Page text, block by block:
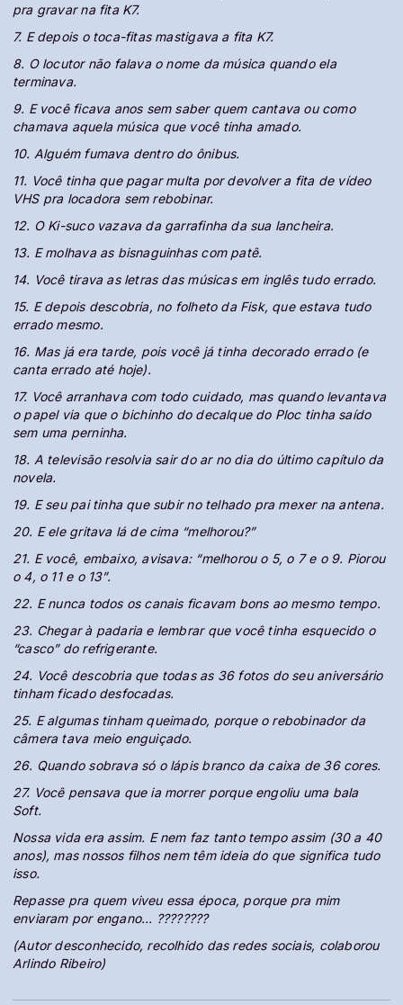
pra gravar na fita K7.
7. E depois o toca-fitas mastigava a fita K7.
8. O locutor não falava o nome da música quando ela
terminava.
9. E você ficava anos sem saber quem cantava ou como
chamava aquela música que você tinha amado.
10. Alguém fumava dentro do ônibus.
11. Você tinha que pagar multa por devolver a fita de vídeo
VHS pra locadora sem rebobinar.
12. O Ki-suco vazava da garrafinha da sua lancheira.
13. E molhava as bisnaguinhas com patê.
14. Você tirava as letras das músicas em inglês tudo errado.
15. E depois descobria, no folheto da Fisk, que estava tudo
errado mesmo.
16. Mas já era tarde, pois você já tinha decorado errado (e
canta errado até hoje).
17. Você arranhava com todo cuidado, mas quando levantava
o papel via que o bichinho do decalque do Ploc tinha saído
sem uma perninha.
18. A televisão resolvia sair do ar no dia do último capítulo da
novela.
19. E seu pai tinha que subir no telhado pra mexer na antena.
20. E ele gritava lá de cima “melhorou?”
21. E você, embaixo, avisava: “melhorou o 5, o 7 e o 9. Piorou
o 4, o 11 e o 13”.
22. E nunca todos os canais ficavam bons ao mesmo tempo.
23. Chegar à padaria e lembrar que você tinha esquecido o
“casco” do refrigerante.
24. Você descobria que todas as 36 fotos do seu aniversário
tinham ficado desfocadas.
25. E algumas tinham queimado, porque o rebobinador da
câmera tava meio enguiçado.
26. Quando sobrava só o lápis branco da caixa de 36 cores.
27. Você pensava que ia morrer porque engoliu uma bala
Soft.
Nossa vida era assim. E nem faz tanto tempo assim (30 a 40
anos), mas nossos filhos nem têm ideia do que significa tudo
isso.
Repasse pra quem viveu essa época, porque pra mim
enviaram por engano... ????????
(Autor desconhecido, recolhido das redes sociais, colaborou
Arlindo Ribeiro)